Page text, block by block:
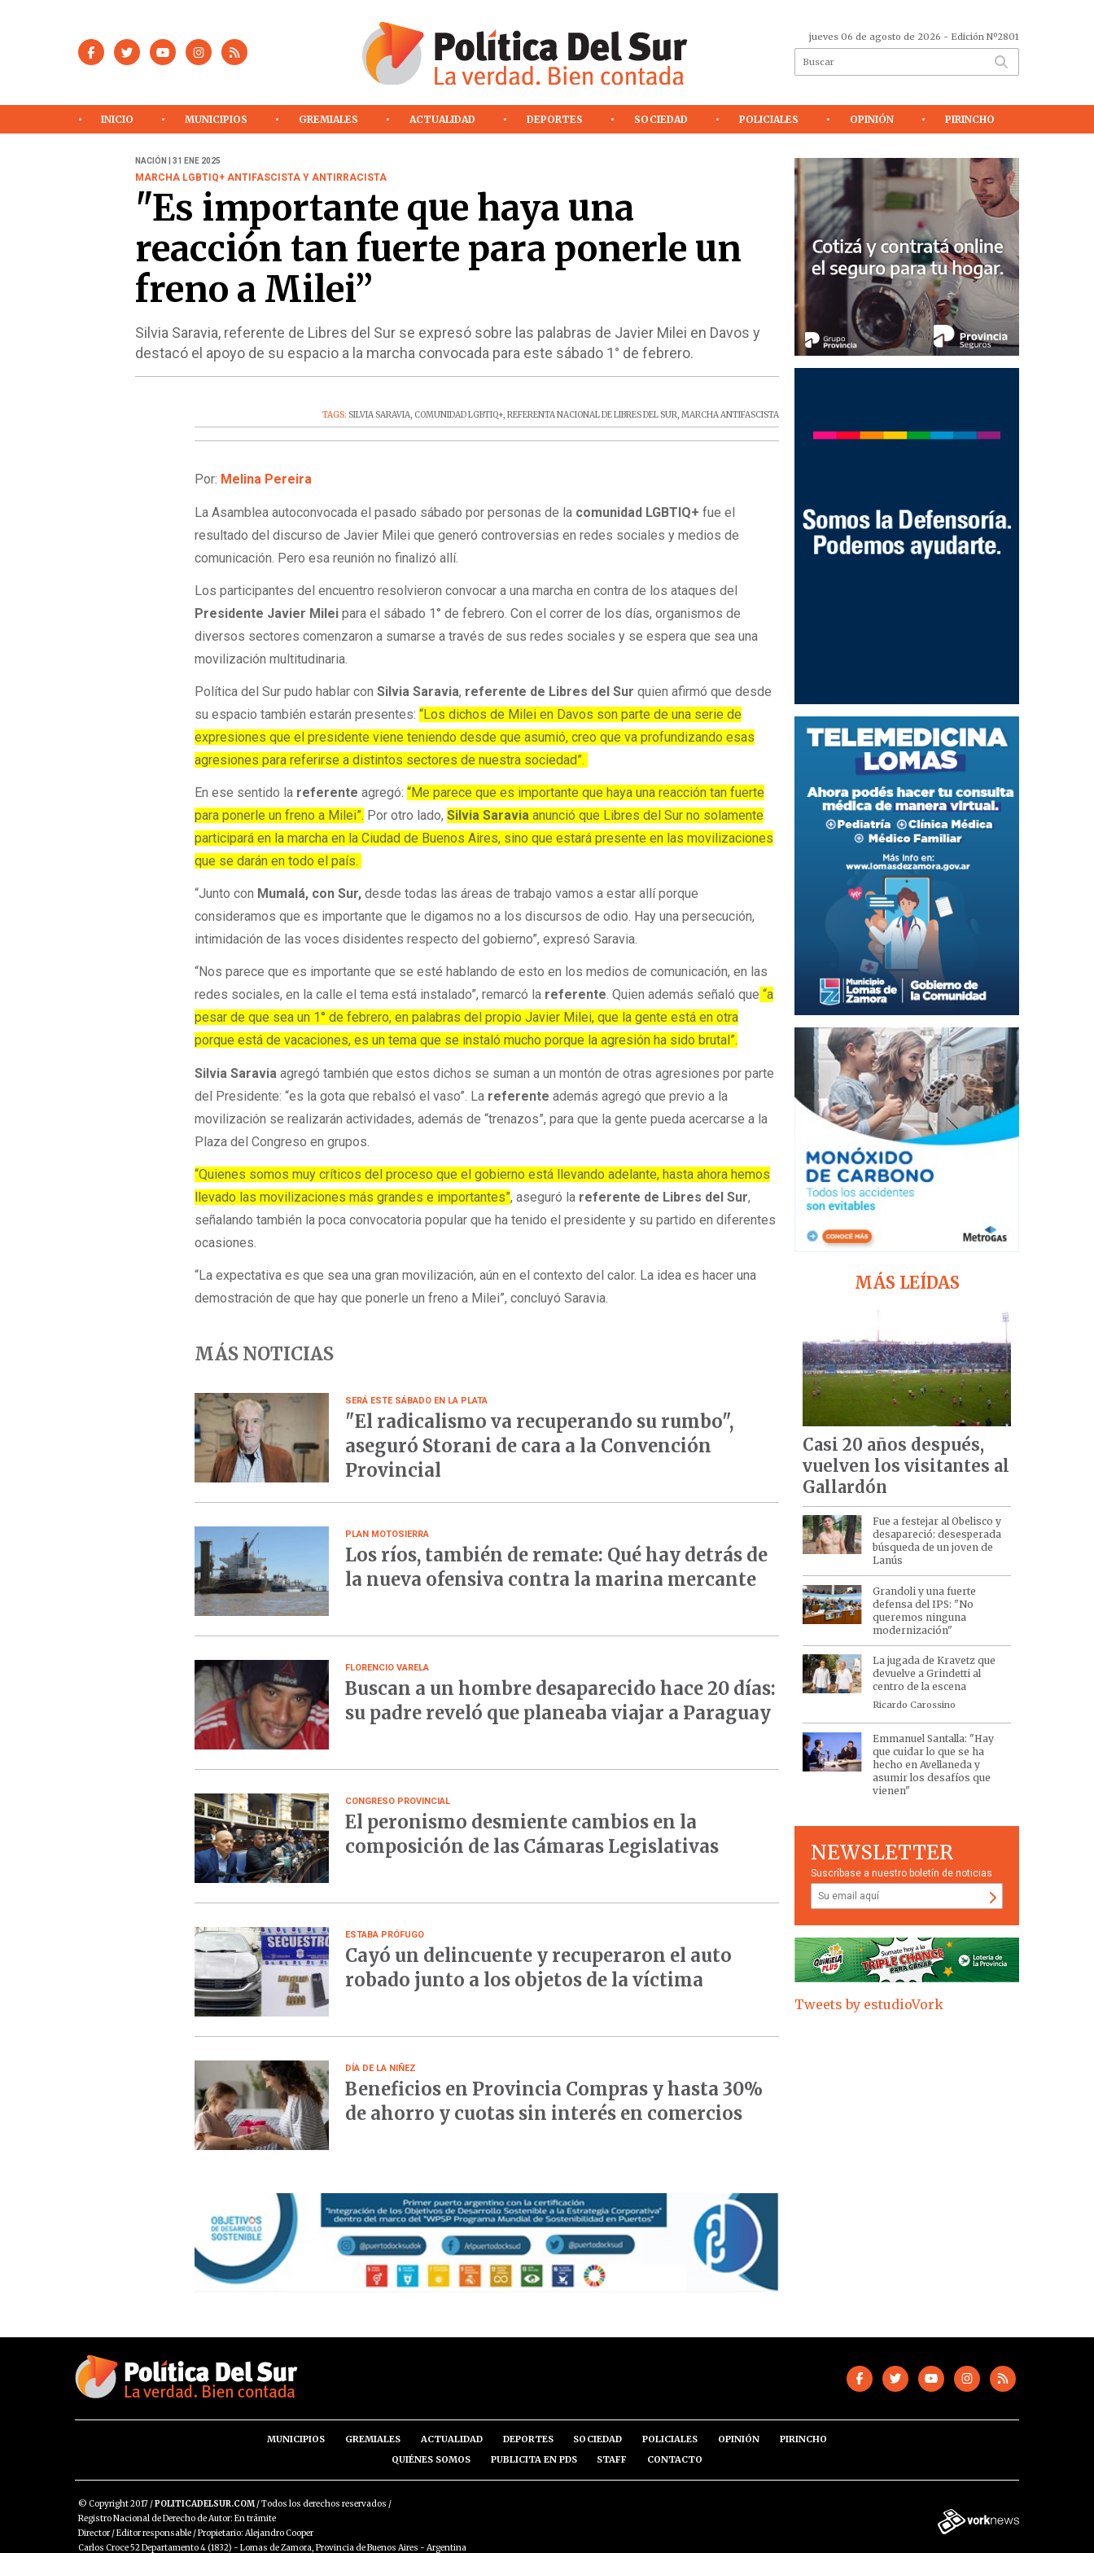
jueves 06 de agosto de 2026 - Edición Nº2801
INICIO MUNICIPIOS GREMIALES ACTUALIDAD DEPORTES SOCIEDAD POLICIALES OPINIÓN PIRINCHO
NACIÓN | 31 ENE 2025
MARCHA LGBTIQ+ ANTIFASCISTA Y ANTIRRACISTA
"Es importante que haya una
reacción tan fuerte para ponerle un
freno a Milei”
Silvia Saravia, referente de Libres del Sur se expresó sobre las palabras de Javier Milei en Davos y
destacó el apoyo de su espacio a la marcha convocada para este sábado 1° de febrero.
TAGS:SILVIA SARAVIA COMUNIDAD LGBTIQ+ ,REFERENTA NACIONAL DE LIBRES DEL SUR ,MARCHA ANTIFASCISTA
Por: Melina Pereira
La Asamblea autoconvocada el pasado sábado por personas de la comunidad LGBTIQ+fue el
resultado del discurso de Javier Milei que generó controversias en redes sociales y medios de
comunicación. Pero esa reunión no finalizó allí.
Los participantes del encuentro resolvieron convocar a una marcha en contra de los ataques del
Presidente Javier Milei para el sábado 1° de febrero. Con el correr de los días, organismos de
diversos sectores comenzaron a sumarse a través de sus redes sociales y se espera que sea una
movilización multitudinaria.
Política del Sur pudo hablar con Silvia Saravia, referente de Libres del Surquien afirmó que desde
su espacio también estarán presentes:“Los dichos de Milei en Davos son parte de una serie de
expresiones que el presidente viene teniendo desde que asumió, creo que va profundizando esas
agresiones para referirse a distintos sectores de nuestra sociedad”.
En ese sentido la referenteagregó:“Me parece que es importante que haya una reacción tan fuerte
para ponerle un freno a Milei”. Por otro lado, Silvia Saraviaanunció que Libres del Sur no solamente
participará en la marcha en la Ciudad de Buenos Aires, sino que estará presente en las movilizaciones
que se darán en todo el país.
“Junto con Mumalá, con Sur, desde todas las áreas de trabajo vamos a estar allí porque
consideramos que es importante que le digamos no a los discursos de odio. Hay una persecución,
intimidación de las voces disidentes respecto del gobierno”, expresó Saravia.
“Nos parece que es importante que se esté hablando de esto en los medios de comunicación, en las
redes sociales, en la calle el tema está instalado”, remarcó la referente. Quien además señaló que “a
pesar de que sea un 1° de febrero, en palabras del propio Javier Milei, que la gente está en otra
porque está de vacaciones, es un tema que se instaló mucho porque la agresión ha sido brutal”.
Silvia Saravia agregó también que estos dichos se suman a un montón de otras agresiones por parte
del Presidente: “es la gota que rebalsó el vaso”. La referenteademás agregó que previo a la
movilización se realizarán actividades, además de “trenazos”, para que la gente pueda acercarse a la
Plaza del Congreso en grupos.
“Quienes somos muy críticos del proceso que el gobierno está llevando adelante, hasta ahora hemos
llevado las movilizaciones más grandes e importantes”, aseguró la referente de Libres del Sur,
señalando también la poca convocatoria popular que ha tenido el presidente y su partido en diferentes
ocasiones.
“La expectativa es que sea una gran movilización, aún en el contexto del calor. La idea es hacer una
demostración de que hay que ponerle un freno a Milei”, concluyó Saravia.
MÁS NOTICIAS
SERÁ ESTE SÁBADO EN LA PLATA
"El radicalismo va recuperando su rumbo",
aseguró Storani de cara a la Convención
Provincial
PLAN MOTOSIERRA
Los ríos, también de remate: Qué hay detrás de
la nueva ofensiva contra la marina mercante
FLORENCIO VARELA
Buscan a un hombre desaparecido hace 20 días:
su padre reveló que planeaba viajar a Paraguay
CONGRESO PROVINCIAL
El peronismo desmiente cambios en la
composición de las Cámaras Legislativas
ESTABA PRÓFUGO
Cayó un delincuente y recuperaron el auto
robado junto a los objetos de la víctima
DÍA DE LA NIÑEZ
Beneficios en Provincia Compras y hasta 30%
de ahorro y cuotas sin interés en comercios
MÁS LEÍDAS
Casi 20 años después,
vuelven los visitantes al
Gallardón
Fue a festejar al Obelisco y
desapareció: desesperada
búsqueda de un joven de
Lanús
Grandoli y una fuerte
defensa del IPS: "No
queremos ninguna
modernización"
La jugada de Kravetz que
devuelve a Grindetti al
centro de la escena
Ricardo Carossino
Emmanuel Santalla: "Hay
que cuidar lo que se ha
hecho en Avellaneda y
asumir los desafíos que
vienen"
NEWSLETTER
Suscríbase a nuestro boletín de noticias
Tweets by estudioVork
MUNICIPIOS GREMIALES ACTUALIDAD DEPORTES SOCIEDAD POLICIALES OPINIÓN
PIRINCHO
QUIÉNES SOMOS
PUBLICITA EN PDS STAFF CONTACTO
© Copyright 2017 /POLITICADELSUR.COM / Todos los derechos reservados /
Registro Nacional de Derecho de Autor: En trámite
Director / Editor responsable / Propietario: Alejandro Cooper
Carlos Croce 52 Departamento 4 (1832) - Lomas de Zamora, Provincia de Buenos Aires - Argentina